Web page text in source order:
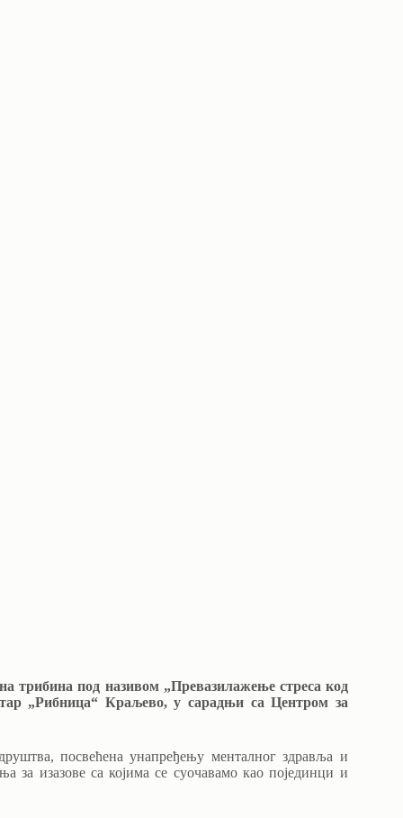
трибина под називом „Превазилажење стреса код
„Рибница“ Краљево, у сарадњи са Центром за
посвећена унапређењу менталног здравља и
за изазове са којима се суочавамо као појединци и